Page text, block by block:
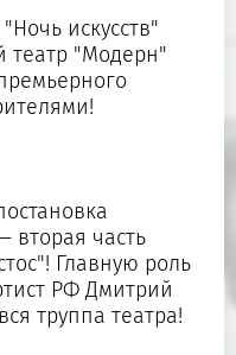
искусств"
театр "Модерн"
часть
Главную роль
РФ Дмитрий
труппа театра!